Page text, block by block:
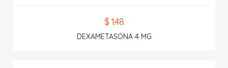
$ 1.48
DEXAMETASONA 4 MG